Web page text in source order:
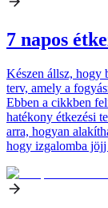
7 napos
Készen állsz, hogy
terv, amely a
Ebben a cikkben
hatékony étkezési
arra, hogyan
hogy izgalomba jöjj